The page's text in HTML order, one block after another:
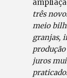
três
meio
granjas,
juros